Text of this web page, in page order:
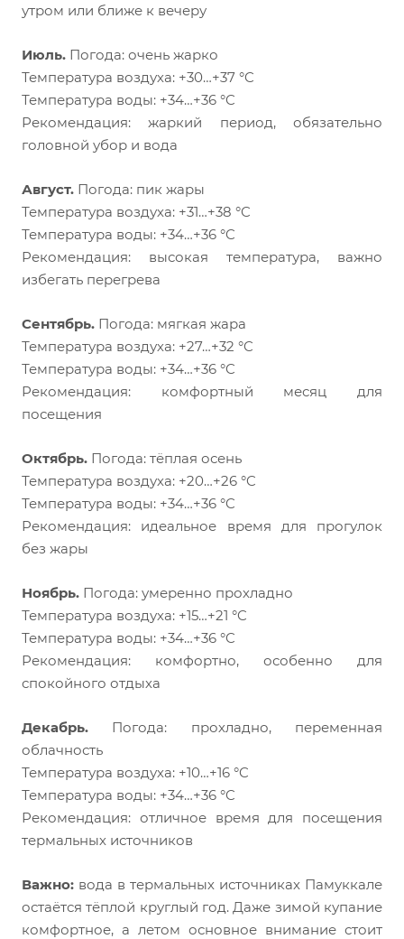
утром или ближе к вечеру
Июль. Погода: очень жарко
Температура воздуха: +30…+37 °C
Температура воды: +34…+36 °C
Рекомендация: жаркий период, обязательно
головной убор и вода
Август. Погода: пик жары
Температура воздуха: +31…+38 °C
Температура воды: +34…+36 °C
Рекомендация: высокая температура, важно
избегать перегрева
Сентябрь. Погода: мягкая жара
Температура воздуха: +27…+32 °C
Температура воды: +34…+36 °C
Рекомендация: комфортный месяц для
посещения
Октябрь. Погода: тёплая осень
Температура воздуха: +20…+26 °C
Температура воды: +34…+36 °C
Рекомендация: идеальное время для прогулок
без жары
Ноябрь. Погода: умеренно прохладно
Температура воздуха: +15…+21 °C
Температура воды: +34…+36 °C
Рекомендация: комфортно, особенно для
спокойного отдыха
Декабрь. Погода: прохладно, переменная
облачность
Температура воздуха: +10…+16 °C
Температура воды: +34…+36 °C
Рекомендация: отличное время для посещения
термальных источников
Важно: вода в термальных источниках Памуккале
остаётся тёплой круглый год. Даже зимой купание
комфортное, а летом основное внимание стоит